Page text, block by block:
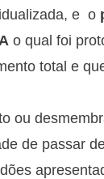
e o
o qual foi
total e
ou
de passar